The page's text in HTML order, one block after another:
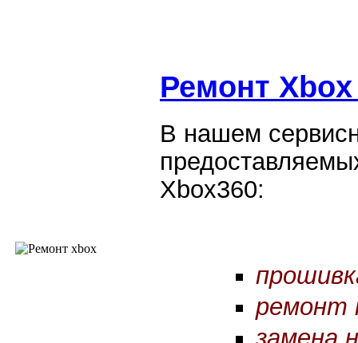
Ремонт
В нашем
Xbox360:
ремонт
замена